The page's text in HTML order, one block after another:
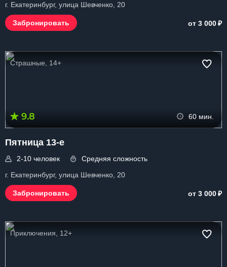
г. Екатеринбург, улица Шевченко, 20
Забронировать от 3 000₽
Страшные, 14+
9.8 60 мин.
Пятница 13-е
2-10 человек
Средняя сложность
г. Екатеринбург, улица Шевченко, 20
Забронировать от 3 000₽
Приключения, 12+